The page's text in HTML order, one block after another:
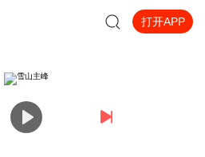
打开APP